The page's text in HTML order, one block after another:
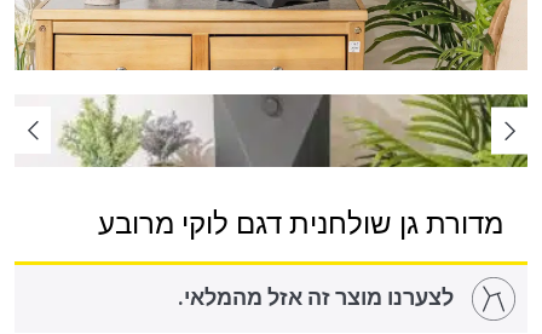
מדורת גן שולחנית דגם לוקי מרובע
לצערנו מוצר זה אזל מהמלאי.